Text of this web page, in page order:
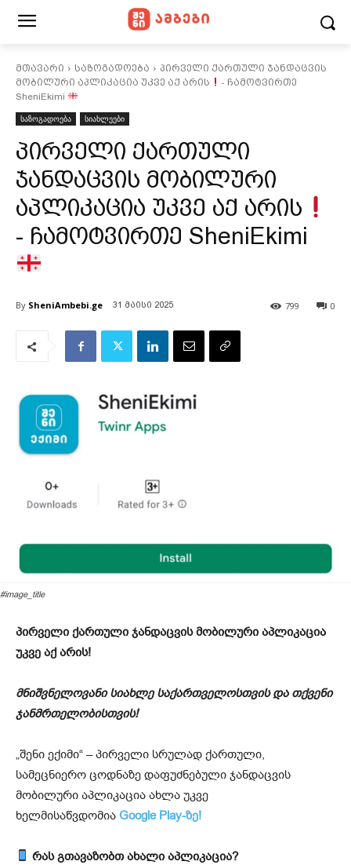
მთავარი საზოგადოება
პირველი ქართული ჯანდაცვის
მობილური აპლიკაცია უკვე აქ არის
- ჩამოტვირთე
SheniEkimi
საზოგადოება
სიახლეები
პირველი ქართული
ჯანდაცვის მობილური
აპლიკაცია უკვე აქ არის
- ჩამოტვირთე SheniEkimi
By SheniAmbebi.ge 31 მაისი 2025 0
799
#image_title
პირველი ქართული ჯანდაცვის მობილური აპლიკაცია
უკვე აქ არის!
მნიშვნელოვანი სიახლე საქართველოსთვის და თქვენი
ჯანმრთელობისთვის!
„შენი ექიმი“ – პირველი სრულად ქართული,
სამეცნიერო ცოდნაზე დაფუძნებული ჯანდაცვის
მობილური აპლიკაცია ახლა უკვე
ხელმისაწვდომია Google Play-ზე!
რას გთავაზობთ ახალი აპლიკაცია?